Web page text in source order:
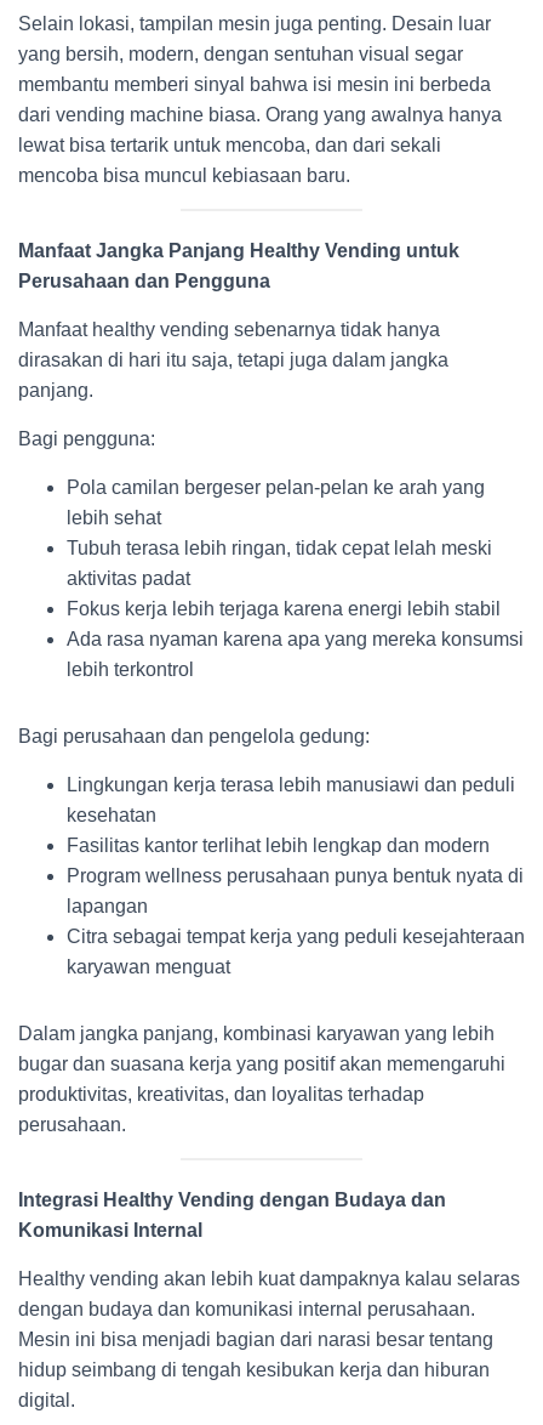
Selain lokasi, tampilan mesin juga penting. Desain luar
yang bersih, modern, dengan sentuhan visual segar
membantu memberi sinyal bahwa isi mesin ini berbeda
dari vending machine biasa. Orang yang awalnya hanya
lewat bisa tertarik untuk mencoba, dan dari sekali
mencoba bisa muncul kebiasaan baru.
Manfaat Jangka Panjang Healthy Vending untuk
Perusahaan dan Pengguna
Manfaat healthy vending sebenarnya tidak hanya
dirasakan di hari itu saja, tetapi juga dalam jangka
panjang.
Bagi pengguna:
Pola camilan bergeser pelan-pelan ke arah yang
lebih sehat
Tubuh terasa lebih ringan, tidak cepat lelah meski
aktivitas padat
Fokus kerja lebih terjaga karena energi lebih stabil
Ada rasa nyaman karena apa yang mereka konsumsi
lebih terkontrol
Bagi perusahaan dan pengelola gedung:
Lingkungan kerja terasa lebih manusiawi dan peduli
kesehatan
Fasilitas kantor terlihat lebih lengkap dan modern
Program wellness perusahaan punya bentuk nyata di
lapangan
Citra sebagai tempat kerja yang peduli kesejahteraan
karyawan menguat
Dalam jangka panjang, kombinasi karyawan yang lebih
bugar dan suasana kerja yang positif akan memengaruhi
produktivitas, kreativitas, dan loyalitas terhadap
perusahaan.
Integrasi Healthy Vending dengan Budaya dan
Komunikasi Internal
Healthy vending akan lebih kuat dampaknya kalau selaras
dengan budaya dan komunikasi internal perusahaan.
Mesin ini bisa menjadi bagian dari narasi besar tentang
hidup seimbang di tengah kesibukan kerja dan hiburan
digital.